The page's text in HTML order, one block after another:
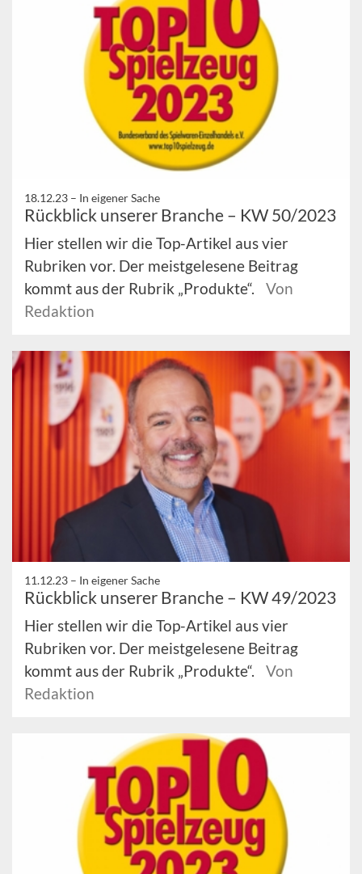
18.12.23 – In eigener Sache
Rückblick unserer Branche – KW 50/2023
Hier stellen wir die Top-Artikel aus vier
Rubriken vor. Der meistgelesene Beitrag
kommt aus der Rubrik „Produkte“.
Von
Redaktion
11.12.23 – In eigener Sache
Rückblick unserer Branche – KW 49/2023
Hier stellen wir die Top-Artikel aus vier
Rubriken vor. Der meistgelesene Beitrag
kommt aus der Rubrik „Produkte“.
Von
Redaktion